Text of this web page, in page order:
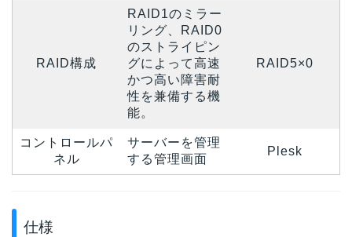
RAID構成
RAID1のミラー
リング、RAID0
のストライピン
グによって高速
かつ高い障害耐
性を兼備する機
能。
RAID5×0
コントロールパ
ネル
サーバーを管理
する管理画面
Plesk
仕様